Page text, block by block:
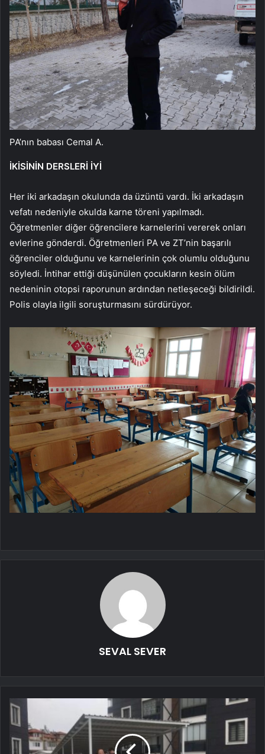
PA’nın babası Cemal A.
İKİSİNİN DERSLERİ İYİ
Her iki arkadaşın okulunda da üzüntü vardı. İki arkadaşın
vefatı nedeniyle okulda karne töreni yapılmadı.
Öğretmenler diğer öğrencilere karnelerini vererek onları
evlerine gönderdi. Öğretmenleri PA ve ZT’nin başarılı
öğrenciler olduğunu ve karnelerinin çok olumlu olduğunu
söyledi. İntihar ettiği düşünülen çocukların kesin ölüm
nedeninin otopsi raporunun ardından netleşeceği bildirildi.
Polis olayla ilgili soruşturmasını sürdürüyor.
SEVAL SEVER